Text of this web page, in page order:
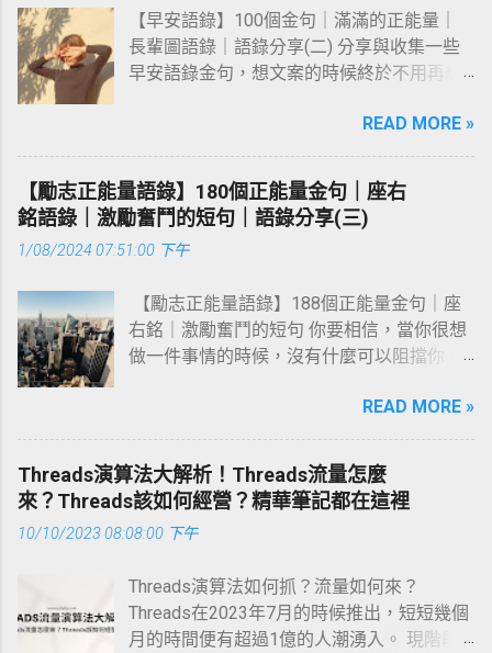
【早安語錄】100個金句｜滿滿的正能量｜
長輩圖語錄｜語錄分享(二) 分享與收集一些
早安語錄金句，想文案的時候終於不用再想
錄 #長輩圖語錄 祝好心情從清晨開始，願你
享受美好生活每一天！ 早晨，看見白雲飄
蕩，願你的心情如白雲般自在。 早安，小雞
咯咯叫，早起哈哈笑，心情爽朗氣色好。 讓
每一天都充滿陽光，讓每一秒都盡情飛揚，
早安。 相信自己，從頭來過，什麼都不會
才是最好的反擊。新的一月，做最好的自
己，早安。 活著就有希望，有希望，就有幸
福的未來，早安！ 很多時候，顛倒一下視
空的人，才能懂得盡情奔跑的快樂。早安！
每一個新的一天都是一個改變你自己命運的
機會。早安。 你貫穿我的山河似暮色沈溺暗
燃星火，早安。 只要堅信向著明媚走，活著
生活也必還你一份溫暖與明媚。早安。 與其
追星星不如成為像星星一樣的人，早安。 早
安，朋友，願你今天好心情，生活工作都舒
心！ 我的心意，和清晨的陽光一起，把快樂
READ MORE »
【勵志正能量語錄】180個正能量金句｜座右
銘語錄｜激勵奮鬥的短句｜語錄分享(三)
1/08/2024 07:51:00 下午
【勵志正能量語錄】188個正能量金句｜座
右銘｜激勵奮鬥的短句 你要相信，當你很想
做一件事情的時候，沒有什麼可以阻擋你。
多優秀。 日益努力，而後風生水起，眾生皆
苦，你也不能認輸。 只有站在最高處，才不
會仰望他人的風景。 這個世界根本沒有正確
的選擇，我們只不過是要努力奮鬥，使當初
的選擇變得正確。 不需要為了省錢而降低自
己的生活水準。 如果不曾開始，就永遠不會
地方。 想要成為更好的人，或許要面對的最
大敵人就是自己。 所有的失敗都是上帝在考
驗你是否真的熱愛。 迷惘的時候，多去做你
READ MORE »
Threads演算法大解析！Threads流量怎麼
來？Threads該如何經營？精華筆記都在這裡
10/10/2023 08:08:00 下午
Threads演算法如何抓？流量如何來？
Threads在2023年7月的時候推出，短短幾個
月的時間便有超過1億的人潮湧入。 現階段